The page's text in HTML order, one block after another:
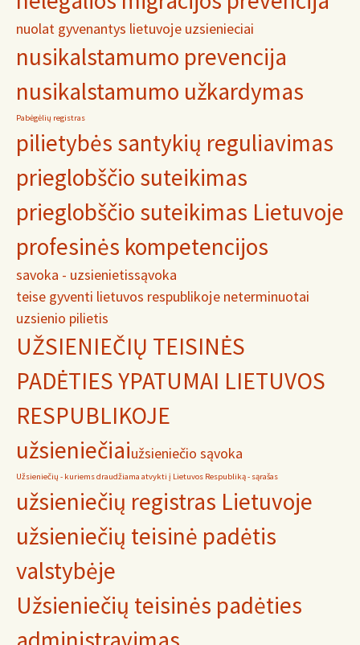
nuolat gyvenantys lietuvoje uzsienieciai
nusikalstamumo prevencija
nusikalstamumo užkardymas
Pabėgėlių registras
pilietybės santykių reguliavimas
prieglobščio suteikimas
prieglobščio suteikimas Lietuvoje
profesinės kompetencijos
savoka - uzsienietissąvoka
teise gyventi lietuvos respublikoje neterminuotai
uzsienio pilietis
UŽSIENIEČIŲ TEISINĖS
PADĖTIES YPATUMAI LIETUVOS
RESPUBLIKOJE
užsieniečiaiužsieniečio sąvoka
Užsieniečių - kuriems draudžiama atvykti į Lietuvos Respubliką - sąrašas
užsieniečių registras Lietuvoje
užsieniečių teisinė padėtis
valstybėje
Užsieniečių teisinės padėties